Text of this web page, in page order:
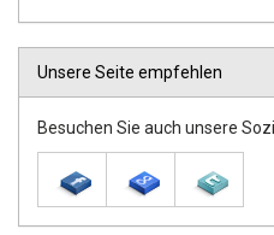
Unsere Seite empfehlen
Besuchen Sie auch unsere